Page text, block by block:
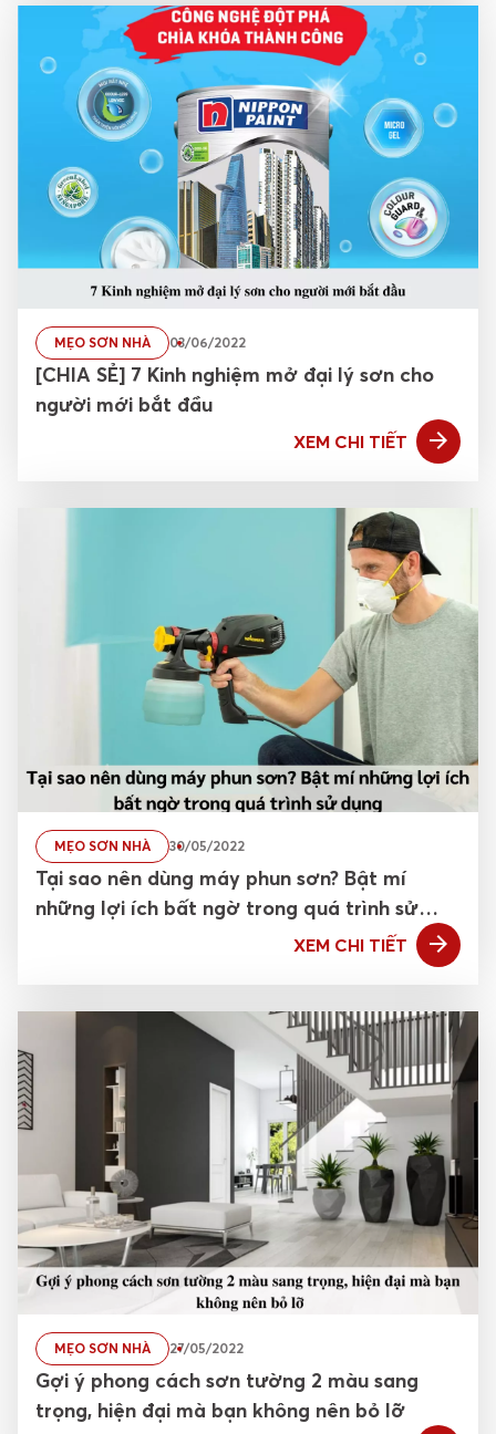
MẸO SƠN NHÀ 03/06/2022
[CHIA SẺ] 7 Kinh nghiệm mở đại lý sơn cho
người mới bắt đầu
XEM CHI TIẾT
MẸO SƠN NHÀ 30/05/2022
Tại sao nên dùng máy phun sơn? Bật mí
những lợi ích bất ngờ trong quá trình sử
XEM CHI TIẾT
MẸO SƠN NHÀ 27/05/2022
Gợi ý phong cách sơn tường 2 màu sang
trọng, hiện đại mà bạn không nên bỏ lỡ